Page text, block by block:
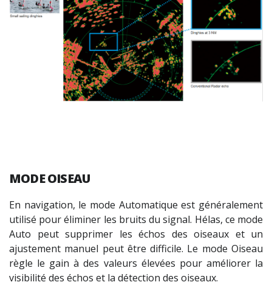
MODE OISEAU
En navigation, le mode Automatique est généralement
utilisé pour éliminer les bruits du signal. Hélas, ce mode
Auto peut supprimer les échos des oiseaux et un
ajustement manuel peut être difficile. Le mode Oiseau
règle le gain à des valeurs élevées pour améliorer la
visibilité des échos et la détection des oiseaux.